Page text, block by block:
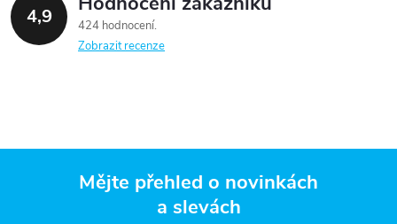
4,9
424 hodnocení
Zobrazit recenze
Mějte přehled o novinkách
a slevách